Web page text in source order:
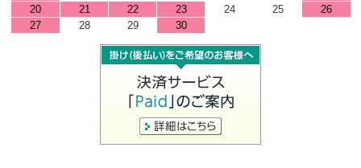
20
21 22 23 24 25
26
27
28 29 30